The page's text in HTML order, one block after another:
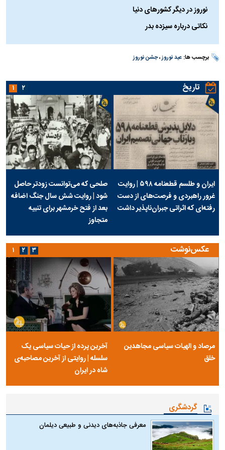
نوروز در دیگر کشورهای دنیا
نکاتی درباره سیزده بدر
برچسب ها:عید نوروز،جشن نوروز
تاریخ
ایران و طلسم قطعنامه ۵۹۸ | روایت
غرور راهبردی و فرصت‌های از دست
رفته‌ای که اثراتی جبران‌ناپذیر داشت
صلحی که می‌توانست زودتر حاصل
شود | روایت شش سال جنگ اضافه
بعد از فتح خرمشهر برای تنبیه
متجاوز
۱ ۲
عکس‌نوشت
مرصاد و الهیات سیاسی مجاهدین
خلق
آخرین پرده از حیات سیاسی یک
سلسله | روایتی از آخرین مصاحبه‌ی
شاه در ایران
۱ ۲ ۳
گردشگری
معرفی جاذبه‌های دیدنی و طبیعی دیلمان